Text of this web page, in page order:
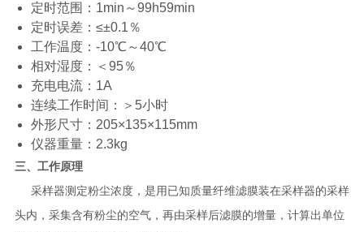
定时范围：1min～99h59min
定时误差：≤±0.1％
工作温度：-10℃～40℃
相对湿度：＜95％
充电电流：1A
连续工作时间：＞5小时
外形尺寸：205×135×115mm
仪器重量：2.3kg
三、工作原理
采样器测定粉尘浓度，是用已知质量纤维滤膜装在采样器的采样
头内，采集含有粉尘的空气，再由采样后滤膜的增量，计算出单位